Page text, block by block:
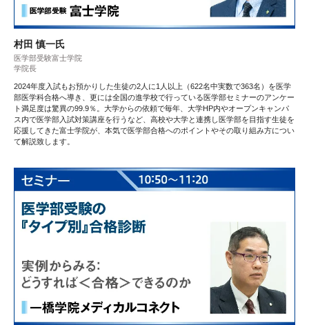
村田 慎一氏
医学部受験富士学院
学院長
2024年度入試もお預かりした生徒の2人に1人以上（622名中実数で363名）を医学
部医学科合格へ導き、更には全国の進学校で行っている医学部セミナーのアンケー
ト満足度は驚異の99.9％。大学からの依頼で毎年、大学HP内やオープンキャンパ
ス内で医学部入試対策講座を行うなど、高校や大学と連携し医学部を目指す生徒を
応援してきた富士学院が、本気で医学部合格へのポイントやその取り組み方につい
て解説致します。